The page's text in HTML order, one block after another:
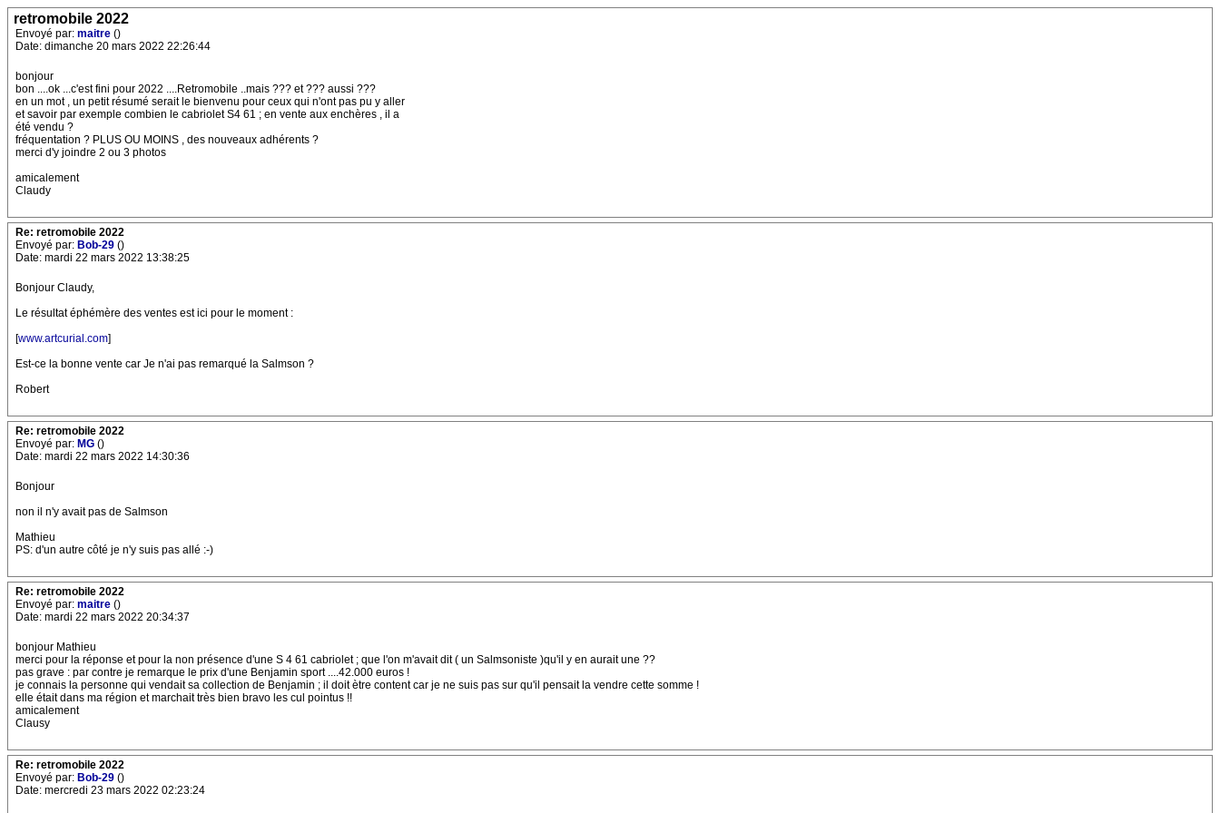
retromobile 2022
Envoyé par: maitre ()
Date: dimanche 20 mars 2022 22:26:44
bonjour
bon ....ok ...c'est fini pour 2022 ....Retromobile ..mais ??? et ??? aussi ???
en un mot , un petit résumé serait le bienvenu pour ceux qui n'ont pas pu y aller
et savoir par exemple combien le cabriolet S4 61 ; en vente aux enchères , il a
été vendu ?
fréquentation ? PLUS OU MOINS , des nouveaux adhérents ?
merci d'y joindre 2 ou 3 photos
amicalement
Claudy
Re: retromobile 2022
Envoyé par: Bob-29 ()
Date: mardi 22 mars 2022 13:38:25
Bonjour Claudy,
Le résultat éphémère des ventes est ici pour le moment :
[www.artcurial.com]
Est-ce la bonne vente car Je n'ai pas remarqué la Salmson ?
Robert
Re: retromobile 2022
Envoyé par: MG ()
Date: mardi 22 mars 2022 14:30:36
Bonjour
non il n'y avait pas de Salmson
Mathieu
PS: d'un autre côté je n'y suis pas allé :-)
Re: retromobile 2022
Envoyé par: maitre ()
Date: mardi 22 mars 2022 20:34:37
bonjour Mathieu
merci pour la réponse et pour la non présence d'une S 4 61 cabriolet ; que l'on m'avait dit ( un Salmsoniste )qu'il y en aurait une ??
pas grave : par contre je remarque le prix d'une Benjamin sport ....42.000 euros !
je connais la personne qui vendait sa collection de Benjamin ; il doit ètre content car je ne suis pas sur qu'il pensait la vendre cette somme !
elle était dans ma région et marchait très bien bravo les cul pointus !!
amicalement
Clausy
Re: retromobile 2022
Envoyé par: Bob-29 ()
Date: mercredi 23 mars 2022 02:23:24